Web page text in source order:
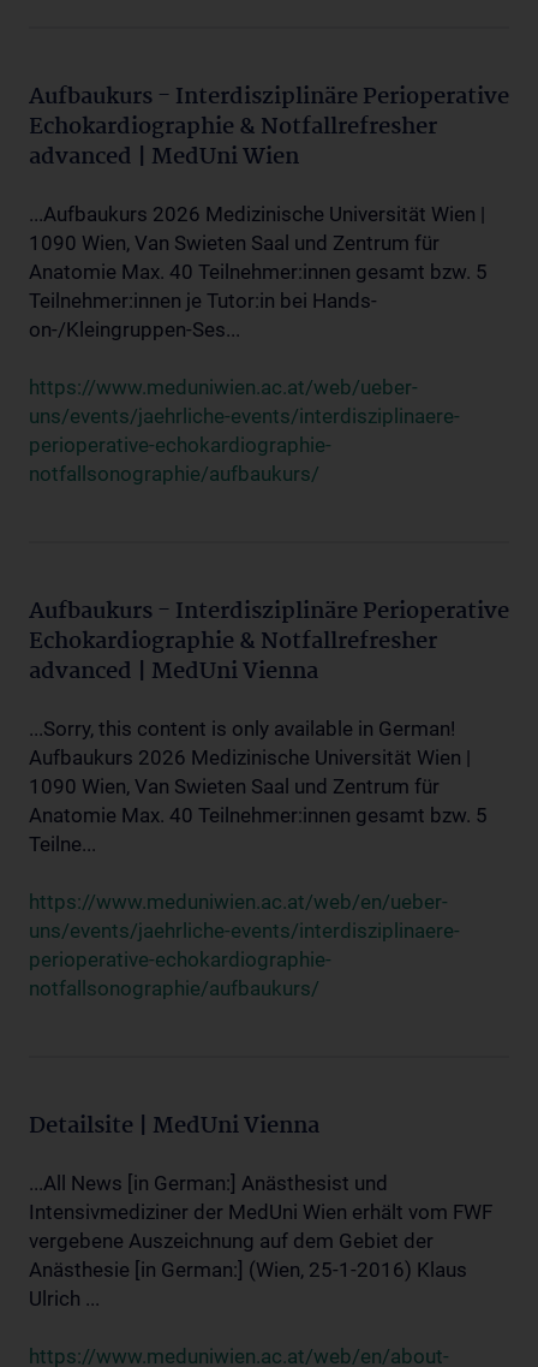
Aufbaukurs - Interdisziplinäre Perioperative
Echokardiographie & Notfallrefresher
advanced | MedUni Wien
...Aufbaukurs 2026 Medizinische Universität Wien |
1090 Wien, Van Swieten Saal und Zentrum für
Anatomie Max. 40 Teilnehmer:innen gesamt bzw. 5
Teilnehmer:innen je Tutor:in bei Hands-
on-/Kleingruppen-Ses...
https://www.meduniwien.ac.at/web/ueber-
uns/events/jaehrliche-events/interdisziplinaere-
perioperative-echokardiographie-
notfallsonographie/aufbaukurs/
Aufbaukurs - Interdisziplinäre Perioperative
Echokardiographie & Notfallrefresher
advanced | MedUni Vienna
...Sorry, this content is only available in German!
Aufbaukurs 2026 Medizinische Universität Wien |
1090 Wien, Van Swieten Saal und Zentrum für
Anatomie Max. 40 Teilnehmer:innen gesamt bzw. 5
Teilne...
https://www.meduniwien.ac.at/web/en/ueber-
uns/events/jaehrliche-events/interdisziplinaere-
perioperative-echokardiographie-
notfallsonographie/aufbaukurs/
Detailsite | MedUni Vienna
...All News [in German:] Anästhesist und
Intensivmediziner der MedUni Wien erhält vom FWF
vergebene Auszeichnung auf dem Gebiet der
Anästhesie [in German:] (Wien, 25-1-2016) Klaus
Ulrich ...
https://www.meduniwien.ac.at/web/en/about-